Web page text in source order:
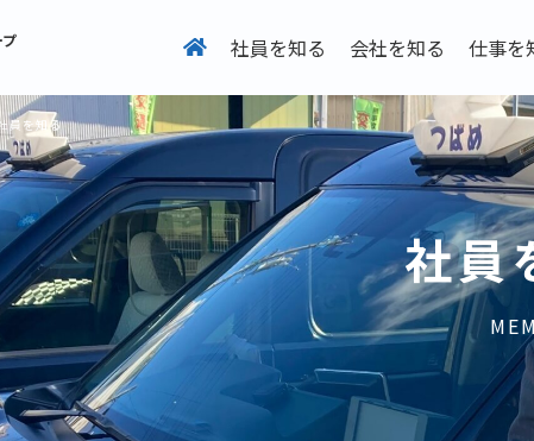
社員を知る 会社を知る 仕事を
員を知る
社員